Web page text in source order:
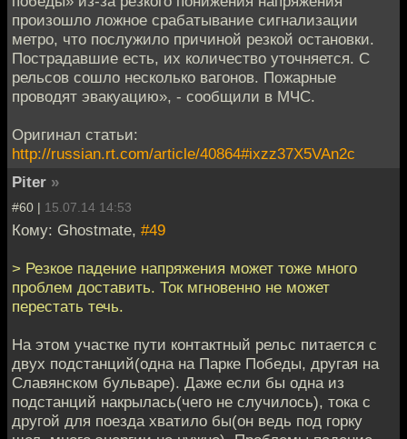
произошло ложное срабатывание сигнализации
метро, что послужило причиной резкой остановки.
Пострадавшие есть, их количество уточняется. С
рельсов сошло несколько вагонов. Пожарные
проводят эвакуацию», - сообщили в МЧС.
Оригинал статьи:
http://russian.rt.com/article/40864#ixzz37X5VAn2c
Piter »
#60 | 15.07.14 14:53
Кому: Ghostmate, #49
> Резкое падение напряжения может тоже много
проблем доставить. Ток мгновенно не может
перестать течь.
На этом участке пути контактный рельс питается с
двух подстанций(одна на Парке Победы, другая на
Славянском бульваре). Даже если бы одна из
подстанций накрылась(чего не случилось), тока с
другой для поезда хватило бы(он ведь под горку